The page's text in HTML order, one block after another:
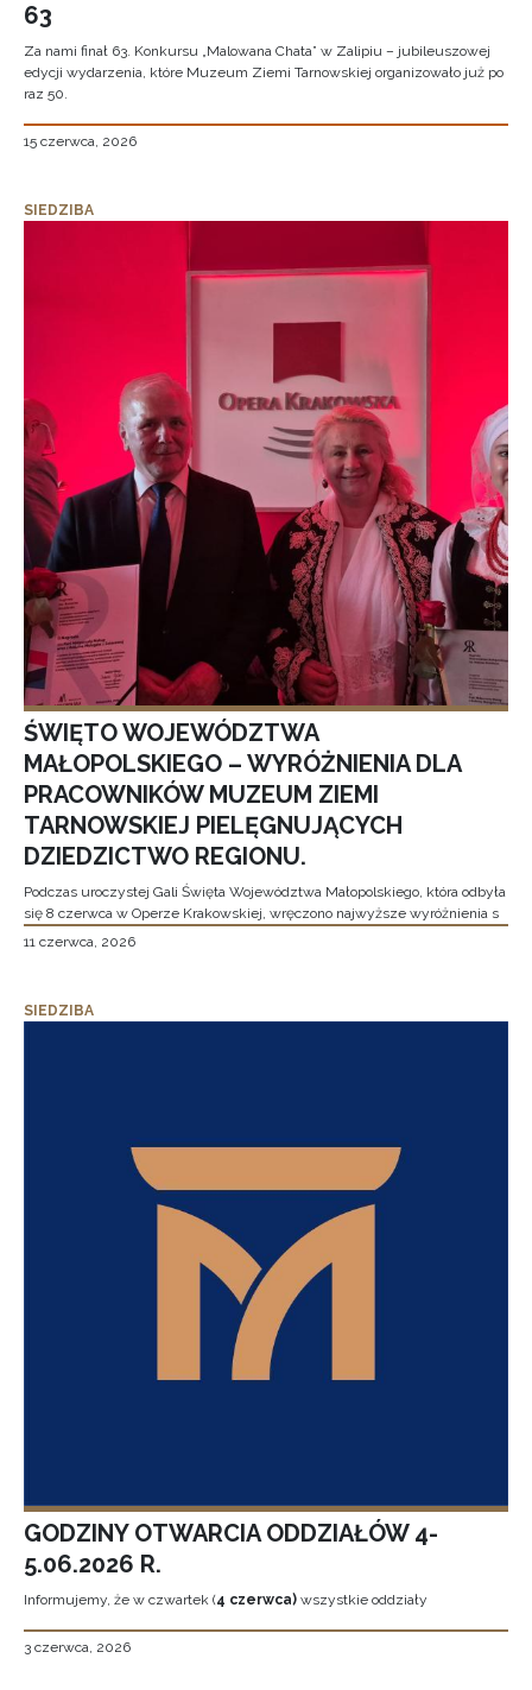
63
Za nami finał 63. Konkursu „Malowana Chata” w Zalipiu – jubileuszowej
edycji wydarzenia, które Muzeum Ziemi Tarnowskiej organizowało już po
raz 50.
15 czerwca, 2026
SIEDZIBA
ŚWIĘTO WOJEWÓDZTWA
MAŁOPOLSKIEGO – WYRÓŻNIENIA DLA
PRACOWNIKÓW MUZEUM ZIEMI
TARNOWSKIEJ PIELĘGNUJĄCYCH
DZIEDZICTWO REGIONU.
Podczas uroczystej Gali Święta Województwa Małopolskiego, która odbyła
się 8 czerwca w Operze Krakowskiej, wręczono najwyższe wyróżnienia s
11 czerwca, 2026
SIEDZIBA
GODZINY OTWARCIA ODDZIAŁÓW 4-
5.06.2026 R.
Informujemy, że w czwartek (4 czerwca) wszystkie oddziały
3 czerwca, 2026